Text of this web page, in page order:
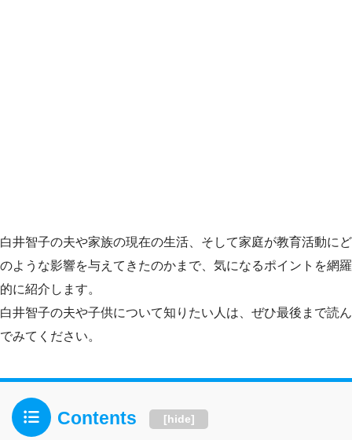
白井智子の夫や家族の現在の生活、そして家庭が教育活動にど
のような影響を与えてきたのかまで、気になるポイントを網羅
的に紹介します。
白井智子の夫や子供について知りたい人は、ぜひ最後まで読ん
でみてください。
Contents [hide]